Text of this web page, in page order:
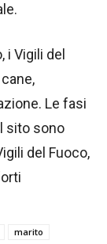
Vigili del
Le fasi
sito sono
del Fuoco,
marito